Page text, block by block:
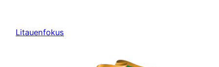
innehåll
Litauenfokus